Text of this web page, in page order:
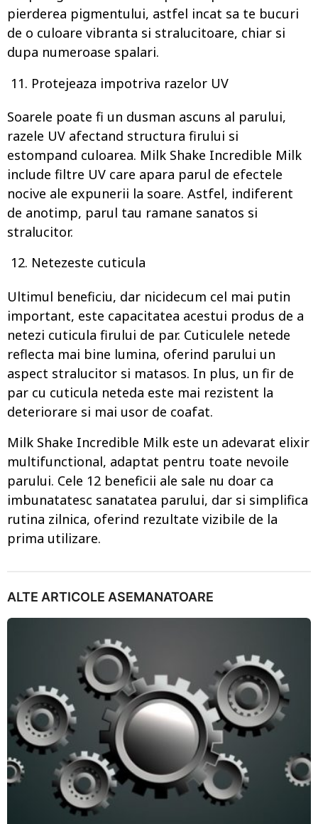
pierderea pigmentului, astfel incat sa te bucuri
de o culoare vibranta si stralucitoare, chiar si
dupa numeroase spalari.
Protejeaza impotriva razelor UV
Soarele poate fi un dusman ascuns al parului,
razele UV afectand structura firului si
estompand culoarea. Milk Shake Incredible Milk
include filtre UV care apara parul de efectele
nocive ale expunerii la soare. Astfel, indiferent
de anotimp, parul tau ramane sanatos si
stralucitor.
Netezeste cuticula
Ultimul beneficiu, dar nicidecum cel mai putin
important, este capacitatea acestui produs de a
netezi cuticula firului de par. Cuticulele netede
reflecta mai bine lumina, oferind parului un
aspect stralucitor si matasos. In plus, un fir de
par cu cuticula neteda este mai rezistent la
deteriorare si mai usor de coafat.
Milk Shake Incredible Milk este un adevarat elixir
multifunctional, adaptat pentru toate nevoile
parului. Cele 12 beneficii ale sale nu doar ca
imbunatatesc sanatatea parului, dar si simplifica
rutina zilnica, oferind rezultate vizibile de la
prima utilizare.
ALTE ARTICOLE ASEMANATOARE